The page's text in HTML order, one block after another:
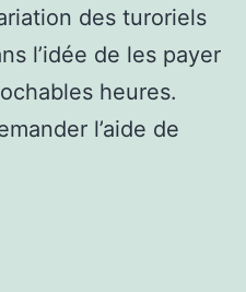
des turoriels
l’idée de les payer
heures.
l’aide de